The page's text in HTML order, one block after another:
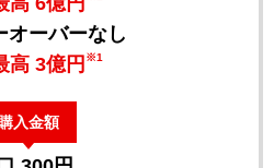
オーバーなし
高 3億円 ※1
購入金額